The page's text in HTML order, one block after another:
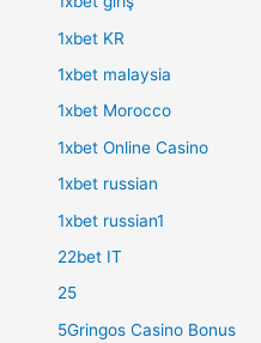
1xbet KR
1xbet malaysia
1xbet Morocco
1xbet Online Casino
1xbet russian
1xbet russian1
22bet IT
25
5Gringos Casino Bonus